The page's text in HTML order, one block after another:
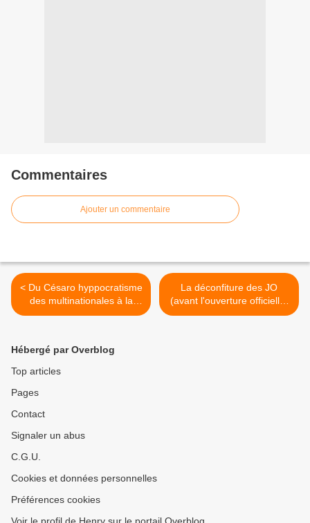
Commentaires
Ajouter un commentaire
< Du Césaro hyppocratisme
des multinationales à la
médecine coloniale des
La déconfiture des JO
(avant l'ouverture officielle)
>
Hébergé par Overblog
Top articles
Pages
Contact
Signaler un abus
C.G.U.
Cookies et données personnelles
Préférences cookies